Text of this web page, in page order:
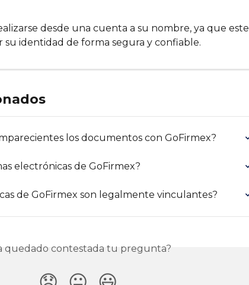
desde una cuenta a su nombre, ya que este
su identidad de forma segura y confiable.
los documentos con GoFirmex?
electrónicas de GoFirmex?
de GoFirmex son legalmente vinculantes?
quedado contestada tu pregunta?